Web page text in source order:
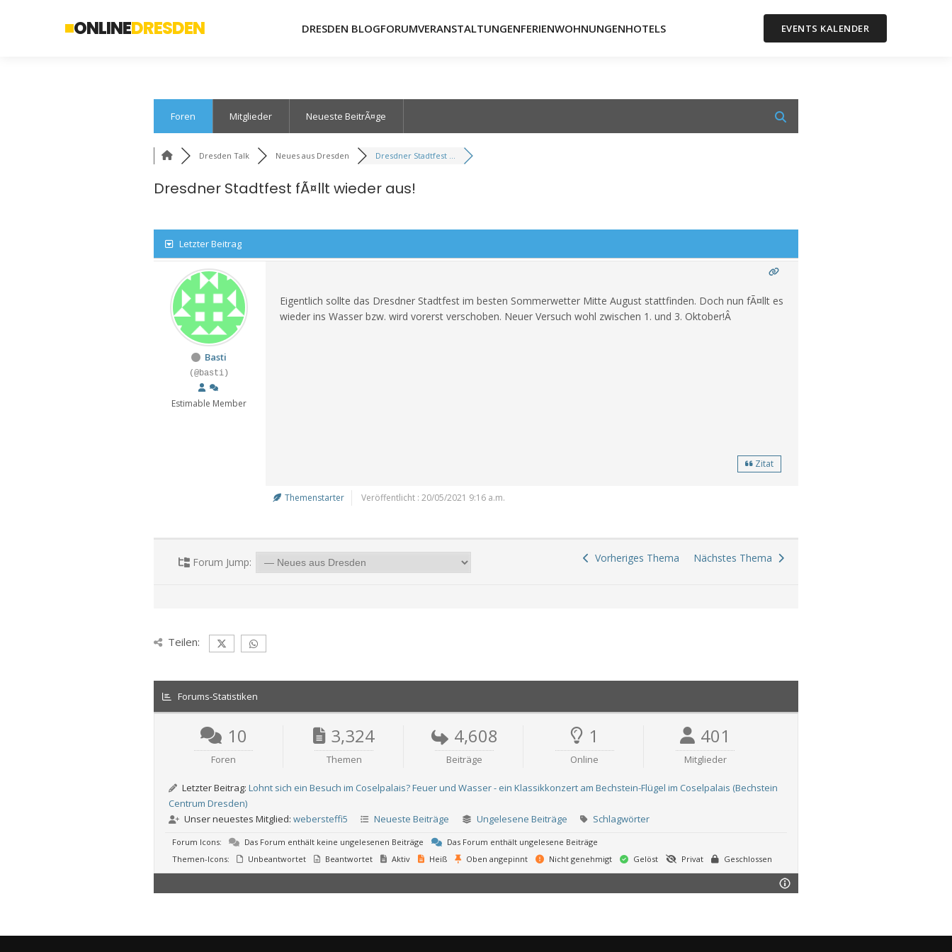
ONLINEDRESDEN DRESDEN BLOGFORUMVERANSTALTUNGENFERIENWOHNUNGENHOTELS EVENTS KALENDER
Foren Mitglieder Neueste BeitrÃ¤ge
Dresden Talk Neues aus Dresden Dresdner Stadtfest ...
Dresdner Stadtfest fÃ¤llt wieder aus!
Letzter Beitrag
Basti
(@basti)
Estimable Member
Eigentlich sollte das Dresdner Stadtfest im besten Sommerwetter Mitte August stattfinden. Doch nun fÃ¤llt es
wieder ins Wasser bzw. wird vorerst verschoben. Neuer Versuch wohl zwischen 1. und 3. Oktober!Â
Zitat
Themenstarter Veröffentlicht : 20/05/2021 9:16 a.m.
Forum Jump: Vorheriges Thema Nächstes Thema
Teilen:
Forums-Statistiken
10
Foren
3,324
Themen
4,608
Beiträge
1
Online
401
Mitglieder
Letzter Beitrag: Lohnt sich ein Besuch im Coselpalais? Feuer und Wasser - ein Klassikkonzert am Bechstein-Flügel im Coselpalais (Bechstein
Centrum Dresden)
Unser neuestes Mitglied: webersteffi5 Neueste Beiträge Ungelesene Beiträge Schlagwörter
Forum Icons: Das Forum enthält keine ungelesenen Beiträge
Das Forum enthält ungelesene Beiträge
Themen-Icons:
Unbeantwortet Beantwortet Aktiv Heiß Oben angepinnt Nicht genehmigt Gelöst Privat Geschlossen